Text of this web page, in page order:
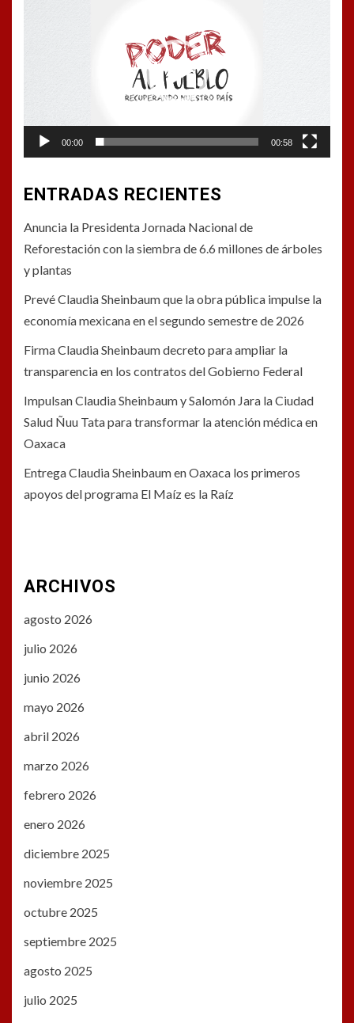
00:00 00:58
ENTRADAS RECIENTES
Anuncia la Presidenta Jornada Nacional de
Reforestación con la siembra de 6.6 millones de árboles
y plantas
Prevé Claudia Sheinbaum que la obra pública impulse la
economía mexicana en el segundo semestre de 2026
Firma Claudia Sheinbaum decreto para ampliar la
transparencia en los contratos del Gobierno Federal
Impulsan Claudia Sheinbaum y Salomón Jara la Ciudad
Salud Ñuu Tata para transformar la atención médica en
Oaxaca
Entrega Claudia Sheinbaum en Oaxaca los primeros
apoyos del programa El Maíz es la Raíz
ARCHIVOS
agosto 2026
julio 2026
junio 2026
mayo 2026
abril 2026
marzo 2026
febrero 2026
enero 2026
diciembre 2025
noviembre 2025
octubre 2025
septiembre 2025
agosto 2025
julio 2025